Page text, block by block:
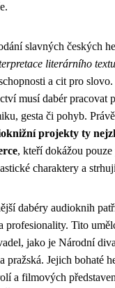
slavných českých
literárního textu
a cit pro
musí dabér pracovat
gesta či pohyb.
projekty ty
, kteří dokážou
charaktery a
dabéry audioknih
profesionality. Tito
jako je Národní
pražská. Jejich bohaté
a filmových